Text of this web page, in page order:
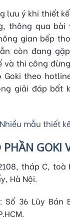
lưu ý khi thiết
thông qua
gian bếp
còn đang
và thi công
theo
giải đáp bất
Nhiều mẫu thiết
PHẦN GOKI
tháp C, toà
Hà Nội.
Số 36 Lũy Bán